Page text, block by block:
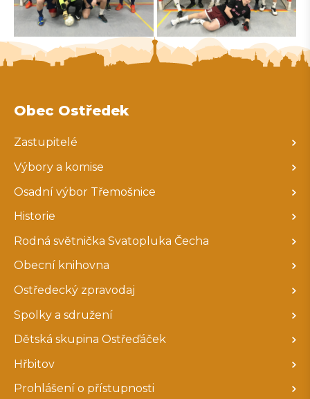
Obec Ostředek
Zastupitelé
Výbory a komise
Osadní výbor Třemošnice
Historie
Rodná světnička Svatopluka Čecha
Obecní knihovna
Ostředecký zpravodaj
Spolky a sdružení
Dětská skupina Ostřeďáček
Hřbitov
Prohlášení o přístupnosti